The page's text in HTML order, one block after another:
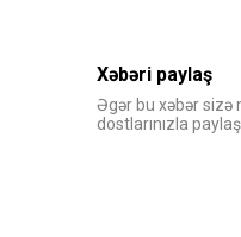
Xəbəri paylaş
Əgər bu xəbər sizə
dostlarınızla